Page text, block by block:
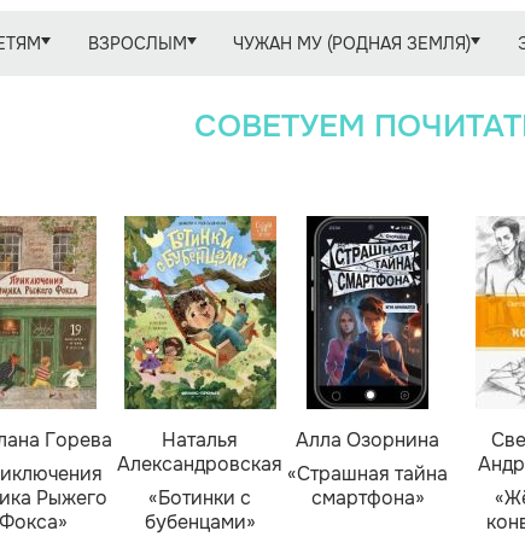
ВЗРОСЛЫМ ЧУЖАН МУ (РОДНАЯ ЗЕМЛЯ)
СОВЕТУЕМ
Горева
Рыжего
Фокса»
Наталья
Александровская
«Ботинки с
бубенцами»
Алла Озорнина
«Страшная тайна
смартфона»